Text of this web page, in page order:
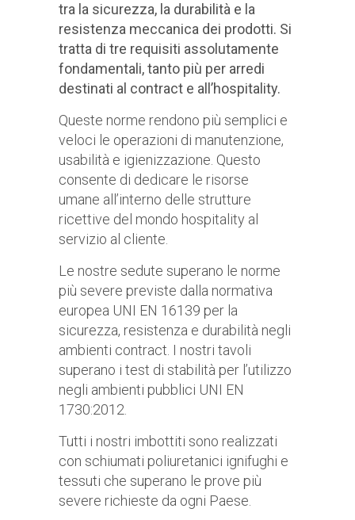
tra la sicurezza, la durabilità e la
resistenza meccanica dei prodotti. Si
tratta di tre requisiti assolutamente
fondamentali, tanto più per arredi
destinati al contract e all’hospitality.
Queste norme rendono più semplici e
veloci le operazioni di manutenzione,
usabilità e igienizzazione. Questo
consente di dedicare le risorse
umane all’interno delle strutture
ricettive del mondo hospitality al
servizio al cliente.
Le nostre sedute superano le norme
più severe previste dalla normativa
europea UNI EN 16139 per la
sicurezza, resistenza e durabilità negli
ambienti contract. I nostri tavoli
superano i test di stabilità per l’utilizzo
negli ambienti pubblici UNI EN
1730:2012.
Tutti i nostri imbottiti sono realizzati
con schiumati poliuretanici ignifughi e
tessuti che superano le prove più
severe richieste da ogni Paese.